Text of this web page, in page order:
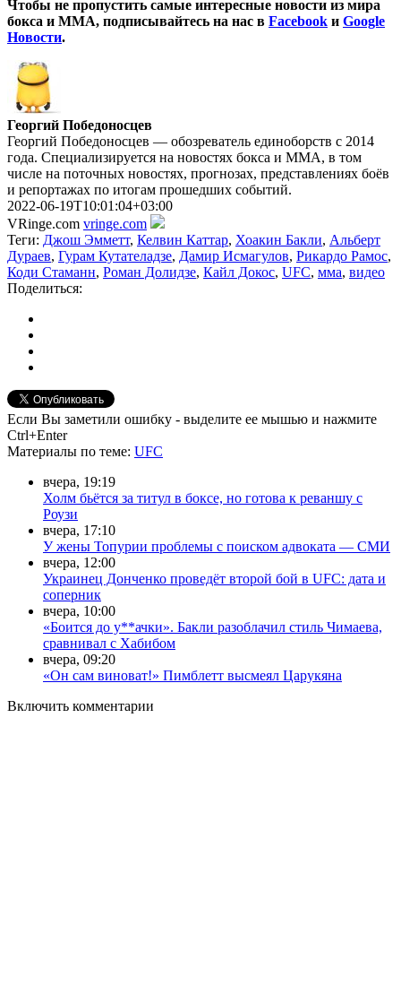
Чтобы не пропустить самые интересные новости из мира
бокса и ММА, подписывайтесь на нас в Facebook и Google
Новости.
Георгий Победоносцев
Георгий Победоносцев — обозреватель единоборств с 2014
года. Специализируется на новостях бокса и ММА, в том
числе на поточных новостях, прогнозах, представлениях боёв
и репортажах по итогам прошедших событий.
2022-06-19T10:01:04+03:00
VRinge.com vringe.com
Теги: Джош Эмметт, Келвин Каттар, Хоакин Бакли, Альберт
Дураев, Гурам Кутателадзе, Дамир Исмагулов, Рикардо Рамос,
Коди Стаманн, Роман Долидзе, Кайл Докос, UFC, мма, видео
Поделиться:
Если Вы заметили ошибку - выделите ее мышью и нажмите
Ctrl+Enter
Материалы по теме: UFC
вчера, 19:19
Холм бьётся за титул в боксе, но готова к реваншу с
Роузи
вчера, 17:10
У жены Топурии проблемы с поиском адвоката — СМИ
вчера, 12:00
Украинец Донченко проведёт второй бой в UFC: дата и
соперник
вчера, 10:00
«Боится до у**ачки». Бакли разоблачил стиль Чимаева,
сравнивал с Хабибом
вчера, 09:20
«Он сам виноват!» Пимблетт высмеял Царукяна
Включить комментарии